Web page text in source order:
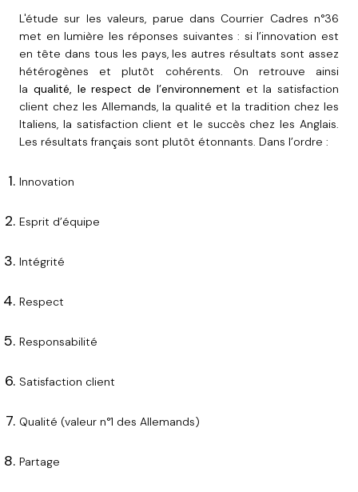
L'étude sur les valeurs, parue dans Courrier Cadres n°36
met en lumière les réponses suivantes : si l’innovation est
en tête dans tous les pays, les autres résultats sont assez
hétérogènes et plutôt cohérents. On retrouve ainsi
la qualité, le respect de l’environnement et la satisfaction
client chez les Allemands, la qualité et la tradition chez les
Italiens, la satisfaction client et le succès chez les Anglais.
Les résultats français sont plutôt étonnants. Dans l’ordre :
Innovation
Esprit d’équipe
Intégrité
Respect
Responsabilité
Satisfaction client
Qualité (valeur n°1 des Allemands)
Partage